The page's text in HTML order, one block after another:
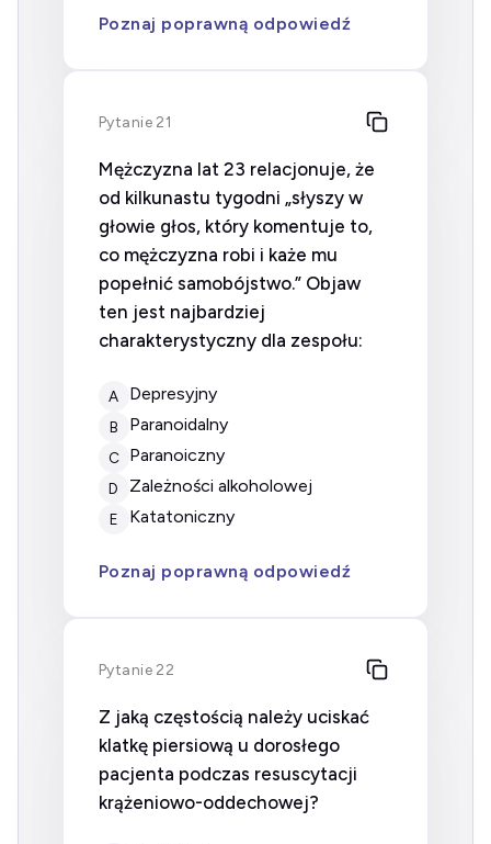
Poznaj poprawną odpowiedź
Pytanie 21
Mężczyzna lat 23 relacjonuje, że
od kilkunastu tygodni „słyszy w
głowie głos, który komentuje to,
co mężczyzna robi i każe mu
popełnić samobójstwo.” Objaw
ten jest najbardziej
charakterystyczny dla zespołu:
A Depresyjny
B Paranoidalny
C Paranoiczny
D Zależności alkoholowej
E Katatoniczny
Poznaj poprawną odpowiedź
Pytanie 22
Z jaką częstością należy uciskać
klatkę piersiową u dorosłego
pacjenta podczas resuscytacji
krążeniowo-oddechowej?